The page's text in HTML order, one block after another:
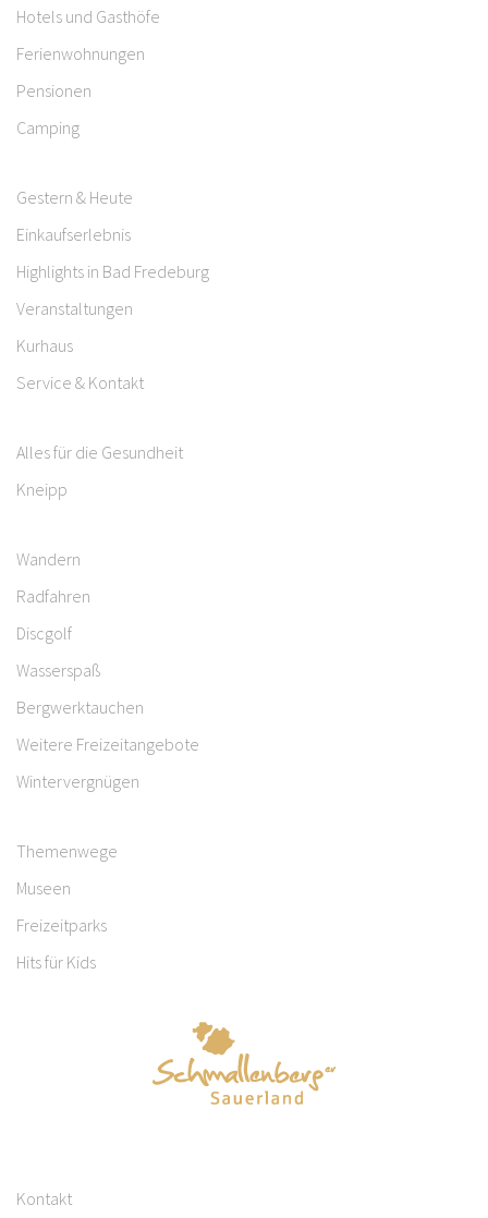
Hotels und Gasthöfe
Ferienwohnungen
Pensionen
Camping
Gestern & Heute
Einkaufserlebnis
Highlights in Bad Fredeburg
Veranstaltungen
Kurhaus
Service & Kontakt
Alles für die Gesundheit
Kneipp
Wandern
Radfahren
Discgolf
Wasserspaß
Bergwerktauchen
Weitere Freizeitangebote
Wintervergnügen
Themenwege
Museen
Freizeitparks
Hits für Kids
Kontakt